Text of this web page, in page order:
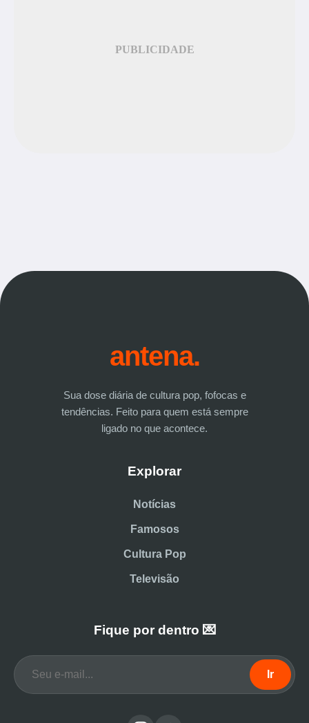
PUBLICIDADE
antena.
Sua dose diária de cultura pop, fofocas e
tendências. Feito para quem está sempre
ligado no que acontece.
Explorar
Notícias
Famosos
Cultura Pop
Televisão
Fique por dentro 💌
Ir